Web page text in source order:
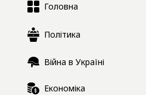
Головна
Політика
Війна в Україні
Економіка